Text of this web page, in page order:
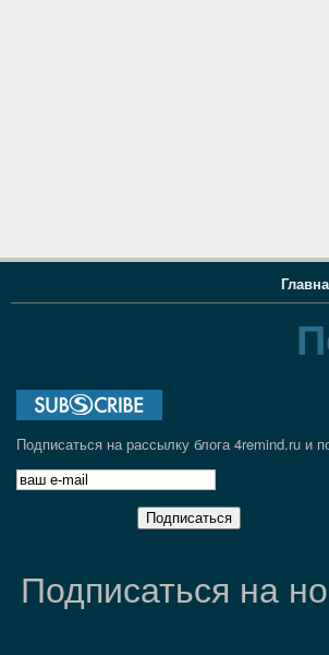
Подписаться на рассылку блога 4remind.ru и
Подписаться на